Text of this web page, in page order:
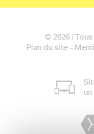
© 2026 |
Plan du site -